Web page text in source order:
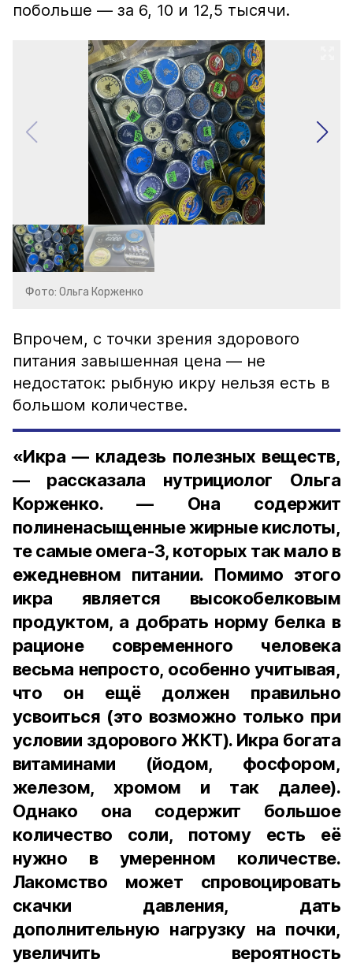
побольше — за 6, 10 и 12,5 тысячи.
Фото: Ольга Корженко
Впрочем, с точки зрения здорового
питания завышенная цена — не
недостаток: рыбную икру нельзя есть в
большом количестве.
«Икра — кладезь полезных веществ,
— рассказала нутрициолог Ольга
Корженко. — Она содержит
полиненасыщенные жирные кислоты,
те самые омега-3, которых так мало в
ежедневном питании. Помимо этого
икра является высокобелковым
продуктом, а добрать норму белка в
рационе современного человека
весьма непросто, особенно учитывая,
что он ещё должен правильно
усвоиться (это возможно только при
условии здорового ЖКТ). Икра богата
витаминами (йодом, фосфором,
железом, хромом и так далее).
Однако она содержит большое
количество соли, потому есть её
нужно в умеренном количестве.
Лакомство может спровоцировать
скачки давления, дать
дополнительную нагрузку на почки,
увеличить вероятность